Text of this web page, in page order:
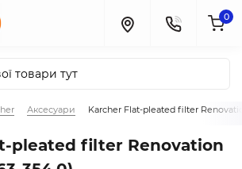
0
Аксесуари Karcher Flat-pleated filter
pleated filter Renovation